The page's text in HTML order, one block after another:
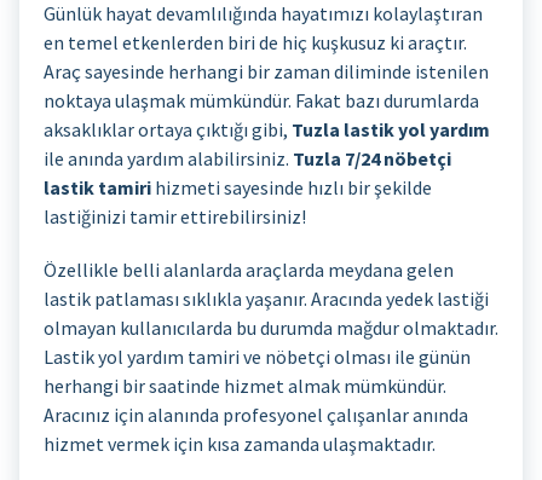
Günlük hayat devamlılığında hayatımızı kolaylaştıran
en temel etkenlerden biri de hiç kuşkusuz ki araçtır.
Araç sayesinde herhangi bir zaman diliminde istenilen
noktaya ulaşmak mümkündür. Fakat bazı durumlarda
aksaklıklar ortaya çıktığı gibi, Tuzla lastik yol yardım
ile anında yardım alabilirsiniz. Tuzla 7/24 nöbetçi
lastik tamiri hizmeti sayesinde hızlı bir şekilde
lastiğinizi tamir ettirebilirsiniz!
Özellikle belli alanlarda araçlarda meydana gelen
lastik patlaması sıklıkla yaşanır. Aracında yedek lastiği
olmayan kullanıcılarda bu durumda mağdur olmaktadır.
Lastik yol yardım tamiri ve nöbetçi olması ile günün
herhangi bir saatinde hizmet almak mümkündür.
Aracınız için alanında profesyonel çalışanlar anında
hizmet vermek için kısa zamanda ulaşmaktadır.